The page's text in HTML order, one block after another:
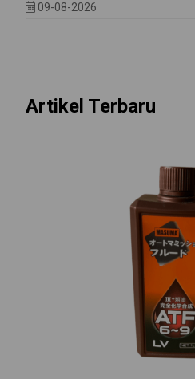
09-08-2026
Artikel Terbaru